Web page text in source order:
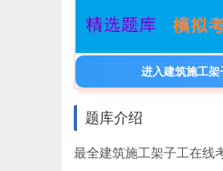
进入建筑施工
题库介绍
最全建筑施工架子工在线